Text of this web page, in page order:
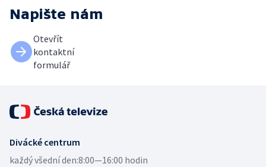
Napište nám
Otevřít
kontaktní
formulář
Divácké centrum
každý všední den:8:00—16:00 hodin